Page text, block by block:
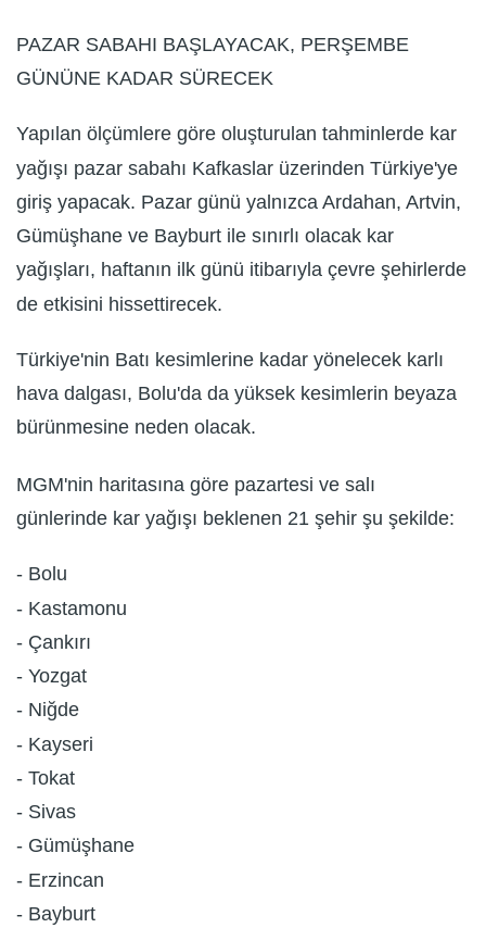
PAZAR SABAHI BAŞLAYACAK, PERŞEMBE
GÜNÜNE KADAR SÜRECEK
Yapılan ölçümlere göre oluşturulan tahminlerde kar
yağışı pazar sabahı Kafkaslar üzerinden Türkiye'ye
giriş yapacak. Pazar günü yalnızca Ardahan, Artvin,
Gümüşhane ve Bayburt ile sınırlı olacak kar
yağışları, haftanın ilk günü itibarıyla çevre şehirlerde
de etkisini hissettirecek.
Türkiye'nin Batı kesimlerine kadar yönelecek karlı
hava dalgası, Bolu'da da yüksek kesimlerin beyaza
bürünmesine neden olacak.
MGM'nin haritasına göre pazartesi ve salı
günlerinde kar yağışı beklenen 21 şehir şu şekilde:
- Bolu
- Kastamonu
- Çankırı
- Yozgat
- Niğde
- Kayseri
- Tokat
- Sivas
- Gümüşhane
- Erzincan
- Bayburt